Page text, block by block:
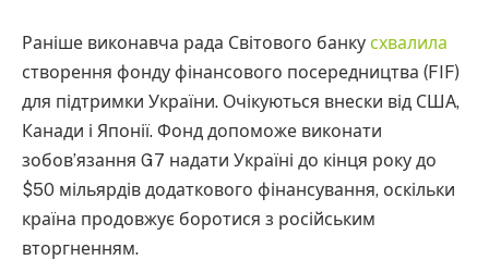
Раніше виконавча рада Світового банку схвалила
створення фонду фінансового посередництва (FIF)
для підтримки України. Очікуються внески від США,
Канади і Японії. Фонд допоможе виконати
зобов’язання G7 надати Україні до кінця року до
$50 мільярдів додаткового фінансування, оскільки
країна продовжує боротися з російським
вторгненням.